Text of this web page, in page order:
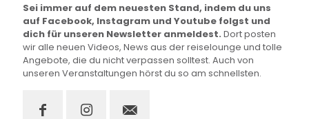
Sei immer auf dem neuesten Stand, indem du uns
auf Facebook, Instagram und Youtube folgst und
dich für unseren Newsletter anmeldest. Dort posten
wir alle neuen Videos, News aus der reiselounge und tolle
Angebote, die du nicht verpassen solltest. Auch von
unseren Veranstaltungen hörst du so am schnellsten.